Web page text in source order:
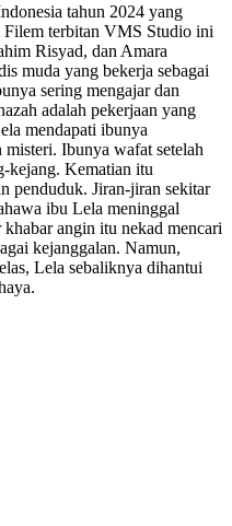
tahun 2024 yang
Filem terbitan VMS Studio ini
Risyad, dan Amara
muda yang bekerja sebagai
sering mengajar dan
adalah pekerjaan yang
mendapati ibunya
Ibunya wafat setelah
kejang. Kematian itu
penduduk. Jiran-jiran sekitar
ibu Lela meninggal
angin itu nekad mencari
kejanggalan. Namun,
Lela sebaliknya dihantui